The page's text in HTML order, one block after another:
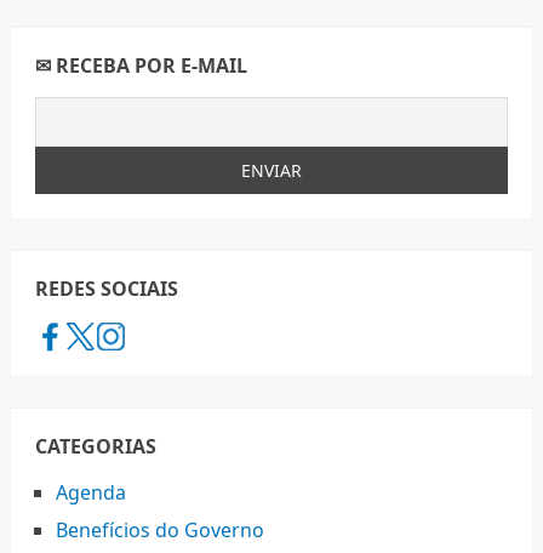
✉ RECEBA POR E-MAIL
REDES SOCIAIS
CATEGORIAS
Agenda
Benefícios do Governo